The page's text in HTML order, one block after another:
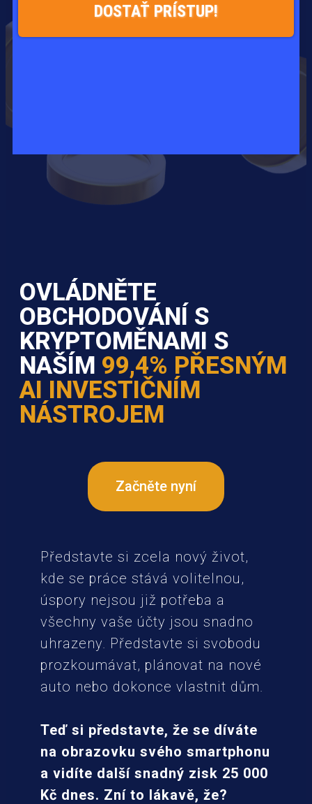
OVLÁDNĚTE
OBCHODOVÁNÍ S
KRYPTOMĚNAMI S
NAŠÍM 99,4% PŘESNÝM
AI INVESTIČNÍM
NÁSTROJEM
Začněte nyní
Představte si zcela nový život,
kde se práce stává volitelnou,
úspory nejsou již potřeba a
všechny vaše účty jsou snadno
uhrazeny. Představte si svobodu
prozkoumávat, plánovat na nové
auto nebo dokonce vlastnit dům.
Teď si představte, že se díváte
na obrazovku svého smartphonu
a vidíte další snadný zisk 25 000
Kč dnes. Zní to lákavě, že?